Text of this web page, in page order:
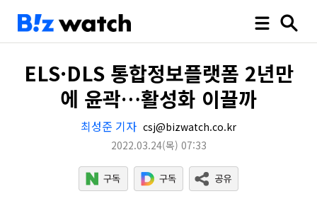
ELS·DLS 통합정보플랫폼 2년만
에 윤곽…활성화 이끌까
최성준 기자 csj@bizwatch.co.kr
2022.03.24(목) 07:33